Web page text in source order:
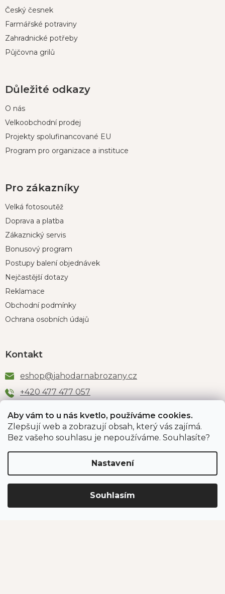
Aby vám to u nás kvetlo, používáme cookies.
Zlepšují web a zobrazují obsah, který vás zajímá.
Bez vašeho souhlasu je nepoužíváme. Souhlasíte?
Nastavení
Souhlasím
Český česnek
Farmářské potraviny
Zahradnické potřeby
Půjčovna grilů
Důležité odkazy
O nás
Velkoobchodní prodej
Projekty spolufinancované EU
Program pro organizace a instituce
Pro zákazníky
Velká fotosoutěž
Doprava a platba
Zákaznický servis
Bonusový program
Postupy balení objednávek
Nejčastější dotazy
Reklamace
Obchodní podmínky
Ochrana osobních údajů
Kontakt
eshop@jahodarnabrozany.cz
+420 477 477 057
Odběr newsletteru
PŘIHLÁSIT SE